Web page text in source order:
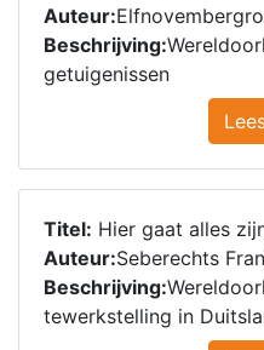
Auteur:
Beschrijving:
getuigenissen
Titel: Hier gaat alles
Auteur:Seberechts
Beschrijving:
tewerkstelling in